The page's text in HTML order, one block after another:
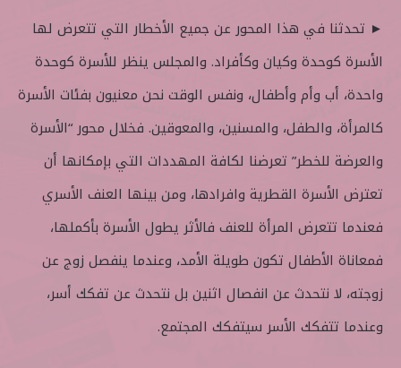
► تحدثنا في هذا المحور عن جميع الأخطار التي تتعرض لها
الأسرة كوحدة وكيان وكأفراد. والمجلس ينظر للأسرة كوحدة
واحدة، أب وأم وأطفال، ونفس الوقت نحن معنيون بفئات الأسرة
كالمرأة، والطفل، والمسنين، والمعوقين. فخلال محور “الأسرة
والعرضة للخطر” تعرضنا لكافة المهددات التي بإمكانها أن
تعترض الأسرة القطرية وافرادها، ومن بينها العنف الأسري
فعندما تتعرض المرأة للعنف فالأثر يطول الأسرة بأكملها،
فمعاناة الأطفال تكون طويلة الأمد، وعندما ينفصل زوج عن
زوجته، لا نتحدث عن انفصال اثنين بل نتحدث عن تفكك أسر،
وعندما تتفكك الأسر سيتفكك المجتمع.